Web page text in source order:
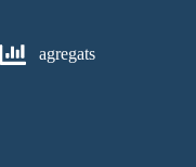
agregats